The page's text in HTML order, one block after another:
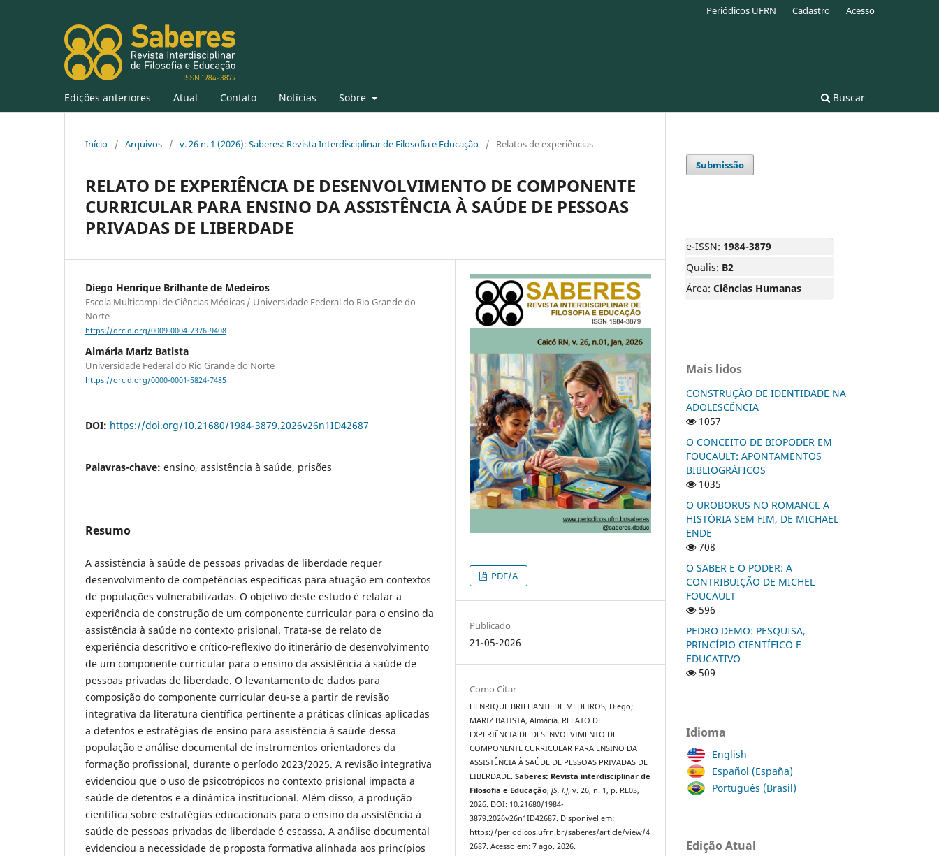
Edições anteriores Atual Contato Notícias Sobre Buscar
Periódicos UFRN Cadastro Acesso
Início / Arquivos / v. 26 n. 1 (2026): Saberes: Revista Interdisciplinar de Filosofia e Educação / Relatos de experiências
RELATO DE EXPERIÊNCIA DE DESENVOLVIMENTO DE COMPONENTE
CURRICULAR PARA ENSINO DA ASSISTÊNCIA À SAÚDE DE PESSOAS
PRIVADAS DE LIBERDADE
Diego Henrique Brilhante de Medeiros
Escola Multicampi de Ciências Médicas / Universidade Federal do Rio Grande do
Norte
https://orcid.org/0009-0004-7376-9408
Almária Mariz Batista
Universidade Federal do Rio Grande do Norte
https://orcid.org/0000-0001-5824-7485
DOI: https://doi.org/10.21680/1984-3879.2026v26n1ID42687
Palavras-chave: ensino, assistência à saúde, prisões
Resumo
A assistência à saúde de pessoas privadas de liberdade requer
desenvolvimento de competências específicas para atuação em contextos
de populações vulnerabilizadas. O objetivo deste estudo é relatar a
experiência de construção de um componente curricular para o ensino da
assistência à saúde no contexto prisional. Trata-se de relato de
experiência descritivo e crítico-reflexivo do itinerário de desenvolvimento
de um componente curricular para o ensino da assistência à saúde de
pessoas privadas de liberdade. O levantamento de dados para
composição do componente curricular deu-se a partir de revisão
integrativa da literatura científica pertinente a práticas clínicas aplicadas
a detentos e estratégias de ensino para assistência à saúde dessa
população e análise documental de instrumentos orientadores da
formação profissional, durante o período 2023/2025. A revisão integrativa
evidenciou que o uso de psicotrópicos no contexto prisional impacta a
saúde de detentos e a dinâmica institucional. Além disso, a produção
científica sobre estratégias educacionais para o ensino da assistência à
saúde de pessoas privadas de liberdade é escassa. A análise documental
evidenciou a necessidade de proposta formativa alinhada aos princípios
PDF/A
Publicado
21-05-2026
Como Citar
HENRIQUE BRILHANTE DE MEDEIROS, Diego;
MARIZ BATISTA, Almária. RELATO DE
EXPERIÊNCIA DE DESENVOLVIMENTO DE
COMPONENTE CURRICULAR PARA ENSINO DA
ASSISTÊNCIA À SAÚDE DE PESSOAS PRIVADAS DE
LIBERDADE.Saberes: Revista interdisciplinar de
Filosofia e Educação,[S. l.], v. 26, n. 1, p. RE03,
2026. DOI: 10.21680/1984-
3879.2026v26n1ID42687. Disponível em:
https://periodicos.ufrn.br/saberes/article/view/4
2687. Acesso em: 7 ago. 2026.
Submissão
e-ISSN: 1984-3879
Qualis: B2
Área: Ciências Humanas
Mais lidos
CONSTRUÇÃO DE IDENTIDADE NA
ADOLESCÊNCIA
1057
O CONCEITO DE BIOPODER EM
FOUCAULT: APONTAMENTOS
BIBLIOGRÁFICOS
1035
O UROBORUS NO ROMANCE A
HISTÓRIA SEM FIM, DE MICHAEL
ENDE
708
O SABER E O PODER: A
CONTRIBUIÇÃO DE MICHEL
FOUCAULT
596
PEDRO DEMO: PESQUISA,
PRINCÍPIO CIENTÍFICO E
EDUCATIVO
509
Idioma
English
Español (España)
Português (Brasil)
Edição Atual